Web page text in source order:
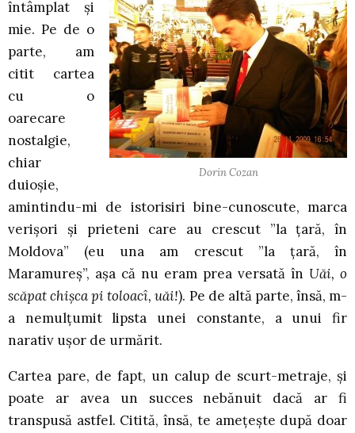
Dorin Cozan
întâmplat și
mie. Pe de o
parte, am
citit cartea
cu o
oarecare
nostalgie,
chiar
duioșie,
amintindu-mi de istorisiri bine-cunoscute, marca
verișori și prieteni care au crescut ”la țară, în
Moldova” (eu una am crescut ”la țară, în
Maramureș”, așa că nu eram prea versată în Uăi, o
scăpat chișca pi toloacî, uăi!). Pe de altă parte, însă, m-
a nemulțumit lipsta unei constante, a unui fir
narativ ușor de urmărit.
Cartea pare, de fapt, un calup de scurt-metraje, și
poate ar avea un succes nebănuit dacă ar fi
transpusă astfel. Citită, însă, te amețește după doar